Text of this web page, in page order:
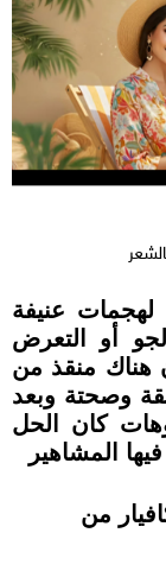
عنيفة
أو التعرض
هناك منقذ من
وصحتة وبعد
كان الحل
المشاهير
من